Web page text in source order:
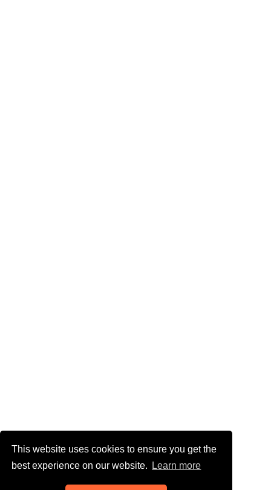
This website uses cookies to ensure you get the
best experience on our website.
Learn more